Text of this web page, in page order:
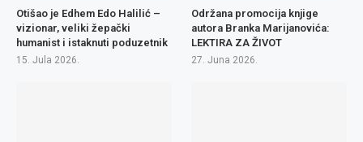
Otišao je Edhem Edo Halilić –
vizionar, veliki žepački
humanist i istaknuti poduzetnik
15. Jula 2026.
Održana promocija knjige
autora Branka Marijanovića:
LEKTIRA ZA ŽIVOT
27. Juna 2026.